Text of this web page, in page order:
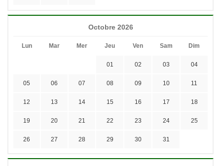
Octobre 2026
Lun Mar Mer Jeu Ven Sam Dim
01 02 03 04
05 06 07 08 09 10 11
12 13 14 15 16 17 18
19 20 21 22 23 24 25
26 27 28 29 30 31